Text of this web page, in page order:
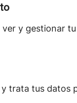
y gestionar
trata tus datos